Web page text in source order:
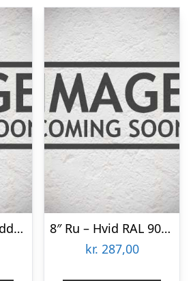
16×95 Underbrædder – Sort RAL 9005 16×95 Grundmalet
8″ Ru – Hvid RAL 9010 22×200 Færdigmalet Træbeklædning
kr. 287,00